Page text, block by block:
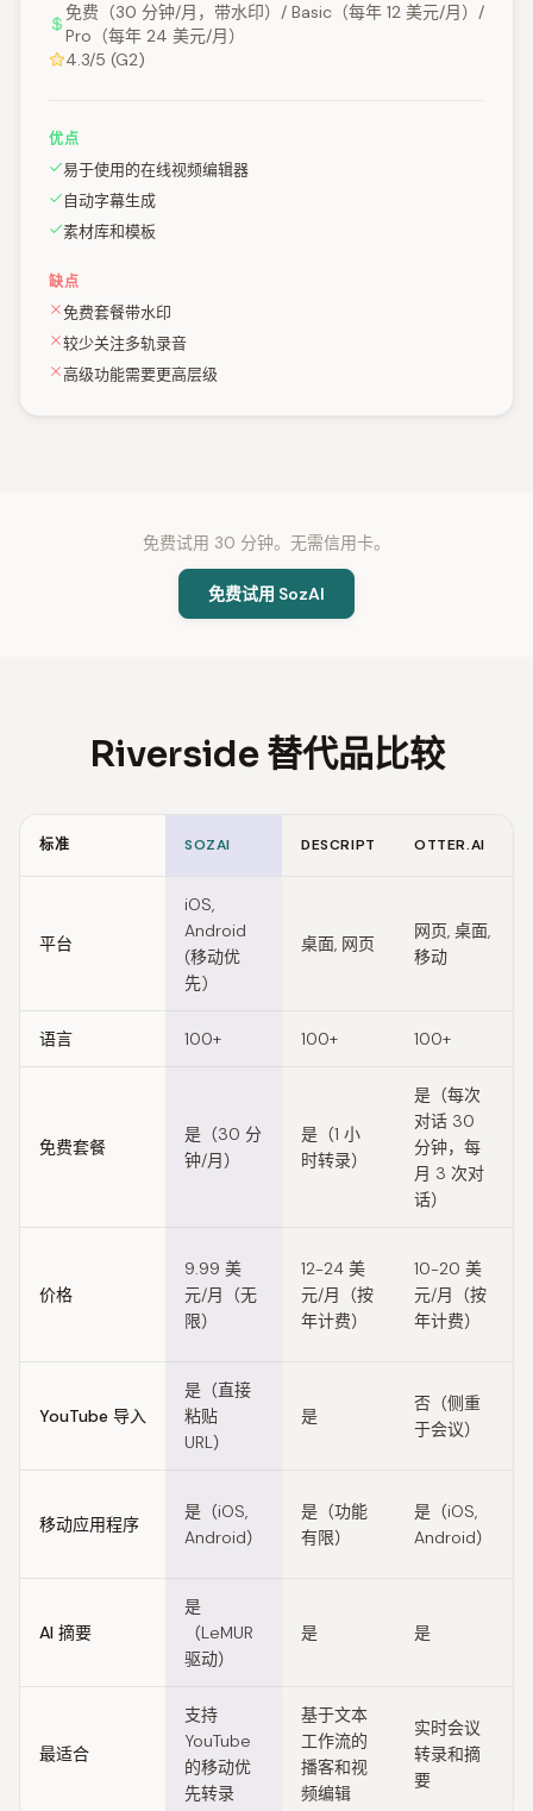
免费（30 分钟/月，带水印）/ Basic（每年 12 美元/月）/
Pro（每年 24 美元/月）
4.3/5 (G2)
优点
易于使用的在线视频编辑器
自动字幕生成
素材库和模板
缺点
免费套餐带水印
较少关注多轨录音
高级功能需要更高层级
免费试用 30 分钟。无需信用卡。
免费试用 SozAI
Riverside 替代品比较
标准 SOZAI DESCRIPT OTTER.AI
平台
iOS,
Android
(移动优
先)
桌面, 网页
网页, 桌面,
移动
语言 100+ 100+ 100+
免费套餐
是（30 分
钟/月）
是（1 小
时转录）
是（每次
对话 30
分钟，每
月 3 次对
话）
价格
9.99 美
元/月（无
限）
12-24 美
元/月（按
年计费）
10-20 美
元/月（按
年计费）
YouTube 导入
是（直接
粘贴
URL）
是
否（侧重
于会议）
移动应用程序
是（iOS,
Android）
是（功能
有限）
是（iOS,
Android）
AI 摘要
是
（LeMUR
驱动）
是 是
最适合
支持
YouTube
的移动优
先转录
基于文本
工作流的
播客和视
频编辑
实时会议
转录和摘
要